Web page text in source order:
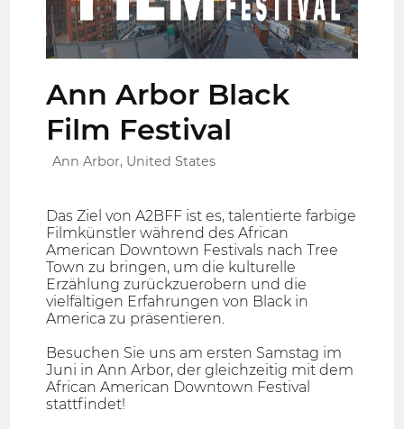
Ann Arbor Black
Film Festival
Ann Arbor, United States
Das Ziel von A2BFF ist es, talentierte farbige
Filmkünstler während des African
American Downtown Festivals nach Tree
Town zu bringen, um die kulturelle
Erzählung zurückzuerobern und die
vielfältigen Erfahrungen von Black in
America zu präsentieren.
Besuchen Sie uns am ersten Samstag im
Juni in Ann Arbor, der gleichzeitig mit dem
African American Downtown Festival
stattfindet!